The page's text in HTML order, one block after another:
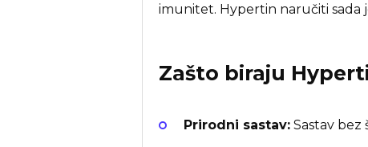
imunitet. Hypertin naručiti sada
Zašto biraju
Prirodni sastav:Sastav bez